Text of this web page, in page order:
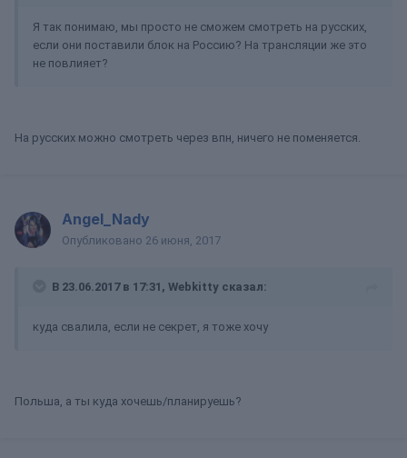
Я так понимаю, мы просто не сможем смотреть на русских,
если они поставили блок на Россию? На трансляции же это
не повлияет?
На русских можно смотреть через впн, ничего не поменяется.
Angel_Nady
Опубликовано 26 июня, 2017
В 23.06.2017 в 17:31, Webkitty сказал:
куда свалила, если не секрет, я тоже хочу
Польша, а ты куда хочешь/планируешь?